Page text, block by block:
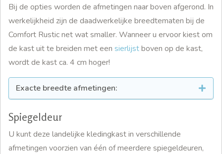
Bij de opties worden de afmetingen naar boven afgerond. In
werkelijkheid zijn de daadwerkelijke breedtematen bij de
Comfort Rustic net wat smaller. Wanneer u ervoor kiest om
de kast uit te breiden met een sierlijstboven op de kast,
wordt de kast ca. 4 cm hoger!
Exacte breedte afmetingen:
Spiegeldeur
U kunt deze landelijke kledingkast in verschillende
afmetingen voorzien van één of meerdere spiegeldeuren,